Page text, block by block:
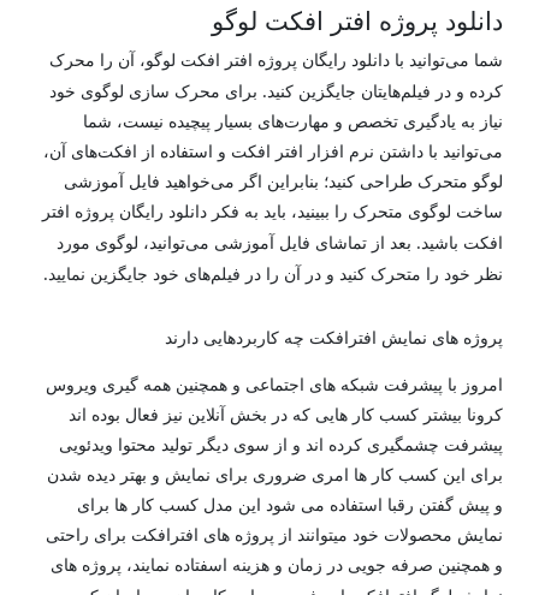
دانلود پروژه افتر افکت لوگو
شما می‌توانید با دانلود رایگان پروژه افتر افکت لوگو، آن را محرک
کرده و در فیلم‌هایتان جایگزین کنید. برای محرک سازی لوگوی خود
نیاز به یادگیری تخصص و مهارت‌های بسیار پیچیده نیست، شما
می‌توانید با داشتن نرم افزار افتر افکت و استفاده از افکت‌های آن،
لوگو متحرک طراحی کنید؛ بنابراین اگر می‌خواهید فایل آموزشی
ساخت لوگوی متحرک را ببینید، باید به فکر دانلود رایگان پروژه افتر
افکت باشید. بعد از تماشای فایل آموزشی می‌توانید، لوگوی مورد
نظر خود را متحرک کنید و در آن را در فیلم‌های خود جایگزین نمایید.
پروژه های نمایش افترافکت چه کاربردهایی دارند
امروز با پیشرفت شبکه های اجتماعی و همچنین همه گیری ویروس
کرونا بیشتر کسب کار هایی که در بخش آنلاین نیز فعال بوده اند
پیشرفت چشمگیری کرده اند و از سوی دیگر تولید محتوا ویدئویی
برای این کسب کار ها امری ضروری برای نمایش و بهتر دیده شدن
و پیش گفتن رقبا استفاده می شود این مدل کسب کار ها برای
نمایش محصولات خود میتوانند از پروژه های افترافکت برای راحتی
و همچنین صرفه جویی در زمان و هزینه اسفتاده نمایند، پروژه های